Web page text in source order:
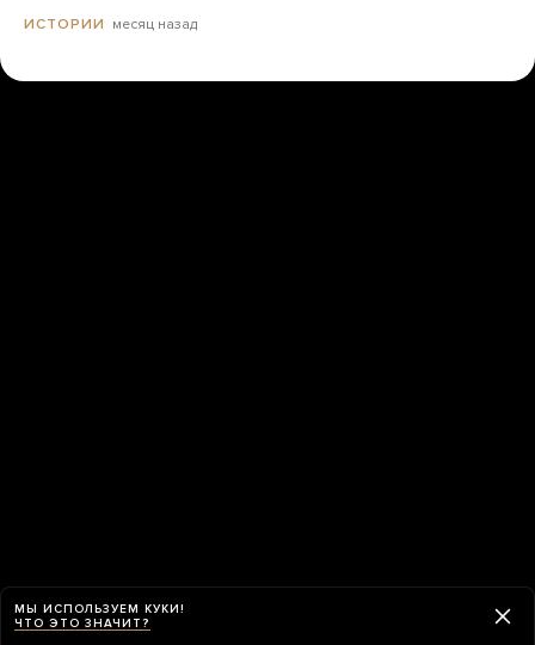
ИСТОРИИ месяц назад
МЫ ИСПОЛЬЗУЕМ КУКИ!
ЧТО ЭТО ЗНАЧИТ?